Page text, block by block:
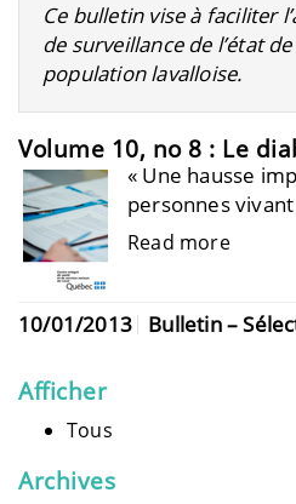
Ce bulletin vise à faciliter
de surveillance de l’état
population lavalloise.
Volume 10, no 8 : Le
« Une hausse
personnes
Read more
10/01/2013 Bulletin –
Afficher
Tous
Archives